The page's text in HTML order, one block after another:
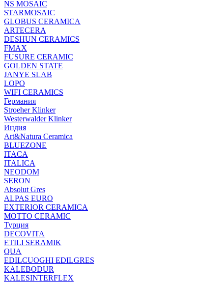
NS MOSAIC
STARMOSAIC
GLOBUS CERAMICA
ARTECERA
DESHUN CERAMICS
FMAX
FUSURE CERAMIC
GOLDEN STATE
JANYE SLAB
LOPO
WIFI CERAMICS
Германия
Stroeher Klinker
Westerwalder Klinker
Индия
Art&Natura Ceramica
BLUEZONE
ITACA
ITALICA
NEODOM
SERON
Absolut Gres
ALPAS EURO
EXTERIOR CERAMICA
MOTTO CERAMIC
Турция
DECOVITA
ETILI SERAMIK
QUA
EDILCUOGHI EDILGRES
KALEBODUR
KALESINTERFLEX